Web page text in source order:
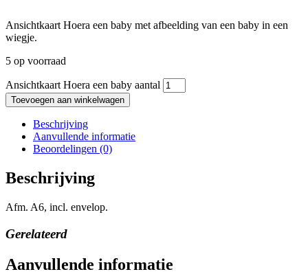
Ansichtkaart Hoera een baby met afbeelding van een baby in een
wiegje.
5 op voorraad
Ansichtkaart Hoera een baby aantal
Toevoegen aan winkelwagen
Beschrijving
Aanvullende informatie
Beoordelingen (0)
Beschrijving
Afm. A6, incl. envelop.
Gerelateerd
Aanvullende informatie